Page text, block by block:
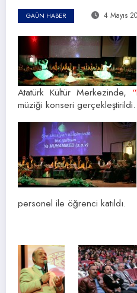
GAÜN HABER 4 Mayıs
Atatürk Kültür Merkezinde,
müziği konseri gerçekleştirildi.
personel ile öğrenci katıldı.